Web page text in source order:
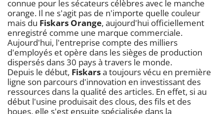
connue pour les sécateurs célèbres avec le manche
orange. Il ne s'agit pas de n'importe quelle couleur
mais du Fiskars Orange, aujourd'hui officiellement
enregistré comme une marque commerciale.
Aujourd'hui, l'entreprise compte des milliers
d'employés et opère dans les sièges de production
dispersés dans 30 pays à travers le monde.
Depuis le début, Fiskarsa toujours vécu en première
ligne son parcours d'innovation en investissant des
ressources dans la qualité des articles. En effet, si au
début l'usine produisait des clous, des fils et des
houes, elle s'est ensuite spécialisée dans la